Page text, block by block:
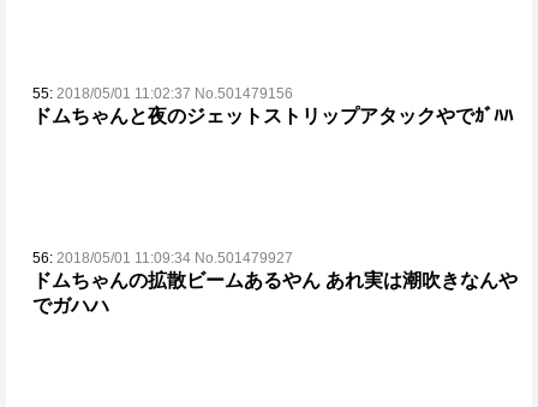
55: 2018/05/01 11:02:37 No.501479156
ドムちゃんと夜のジェットストリップアタックやでｶﾞﾊﾊ
56: 2018/05/01 11:09:34 No.501479927
ドムちゃんの拡散ビームあるやん あれ実は潮吹きなんや
でガハハ